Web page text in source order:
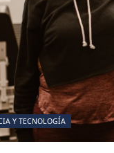
Y TECNOLOGÍA